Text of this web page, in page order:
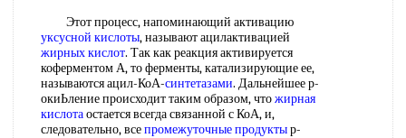
Этот процесс, напоминающий активацию
уксусной кислоты, называют ацилактивацией
жирных кислот. Так как реакция активируется
коферментом А, то ферменты, катализирующие ее,
называются ацил-КоА-синтетазами. Дальнейшее р-
окиЬление происходит таким образом, чтожирная
кислотаостается всегда связанной с КоА, и,
следовательно, всепромежуточные продуктыр-